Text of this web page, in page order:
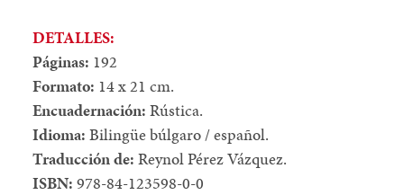
DETALLES:
Páginas: 192
Formato: 14 x 21 cm.
Encuadernación:Rústica.
Idioma:Bilingüe búlgaro / español.
Traducción de:Reynol Pérez Vázquez.
ISBN:978-84-123598-0-0